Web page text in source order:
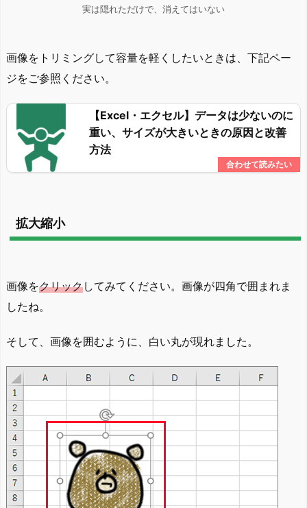
実は隠れただけで、消えてはいない
画像をトリミングして容量を軽くしたいときは、下記ペー
ジをご参照ください。
【Excel・エクセル】データは少ないのに
重い、サイズが大きいときの原因と改善
方法
拡大縮小
画像をクリックしてみてください。画像が四角で囲まれま
したね。
そして、画像を囲むように、白い丸が現れました。